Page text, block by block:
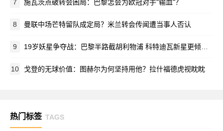
7 施瓦茨点破转会困局：巴黎怎会为欧冠对手"输血"？
8 曼联中场芒特留队成定局？米兰转会传闻遭当事人否认
9 19岁妖星争夺战：巴黎半路截胡利物浦 科特迪瓦新星更倾向法甲豪门
10 戈登的无球价值：图赫尔为何坚持用他？拉什福德虎视眈眈
热门标签 TAGS